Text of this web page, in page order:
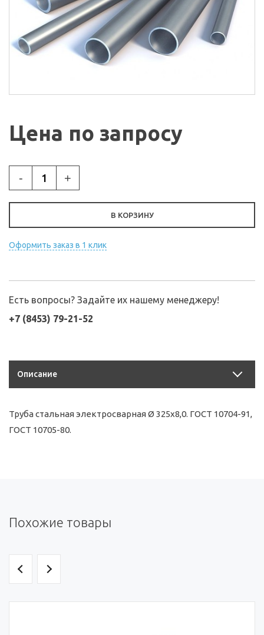
Цена по запросу
- +
В КОРЗИНУ
Оформить заказ в 1 клик
Есть вопросы? Задайте их нашему менеджеру!
+7 (8453) 79-21-52
Описание
Труба стальная электросварная Ø 325х8,0. ГОСТ 10704-91,
ГОСТ 10705-80.
Похожие товары